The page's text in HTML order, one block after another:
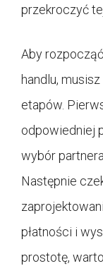
przekroczyć
Aby
handlu,
etapów.
odpowiedniej
wybór
Następnie
płatności i
prostotę,